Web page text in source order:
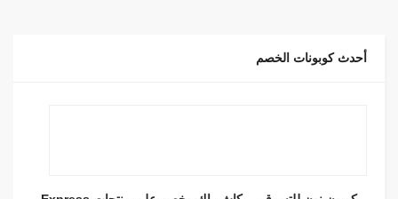
أحدث كوبونات الخصم